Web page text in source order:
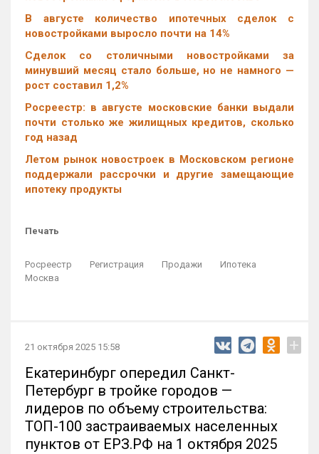
В августе количество ипотечных сделок с
новостройками выросло почти на 14%
Cделок со столичными новостройками за
минувший месяц стало больше, но не намного —
рост составил 1,2%
Росреестр: в августе московские банки выдали
почти столько же жилищных кредитов, сколько
год назад
Летом рынок новостроек в Московском регионе
поддержали рассрочки и другие замещающие
ипотеку продукты
Печать
Росреестр Регистрация Продажи
Ипотека
Москва
21 октября 2025 15:58 +
Екатеринбург опередил Санкт-
Петербург в тройке городов —
лидеров по объему строительства:
ТОП-100 застраиваемых населенных
пунктов от ЕРЗ.РФ на 1 октября 2025